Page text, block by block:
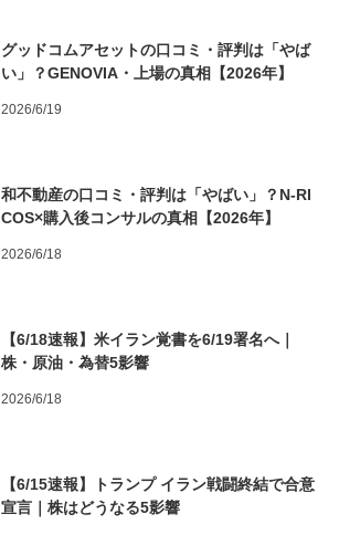
グッドコムアセットの口コミ・評判は「やば
い」？GENOVIA・上場の真相【2026年】
2026/6/19
和不動産の口コミ・評判は「やばい」？N-RI
COS×購入後コンサルの真相【2026年】
2026/6/18
【6/18速報】米イラン覚書を6/19署名へ｜
株・原油・為替5影響
2026/6/18
【6/15速報】トランプ イラン戦闘終結で合意
宣言｜株はどうなる5影響